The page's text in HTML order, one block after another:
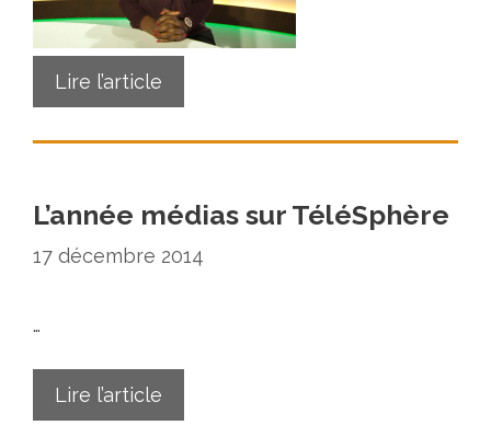
Lire l’article
L’année médias sur TéléSphère
17 décembre 2014
…
Lire l’article